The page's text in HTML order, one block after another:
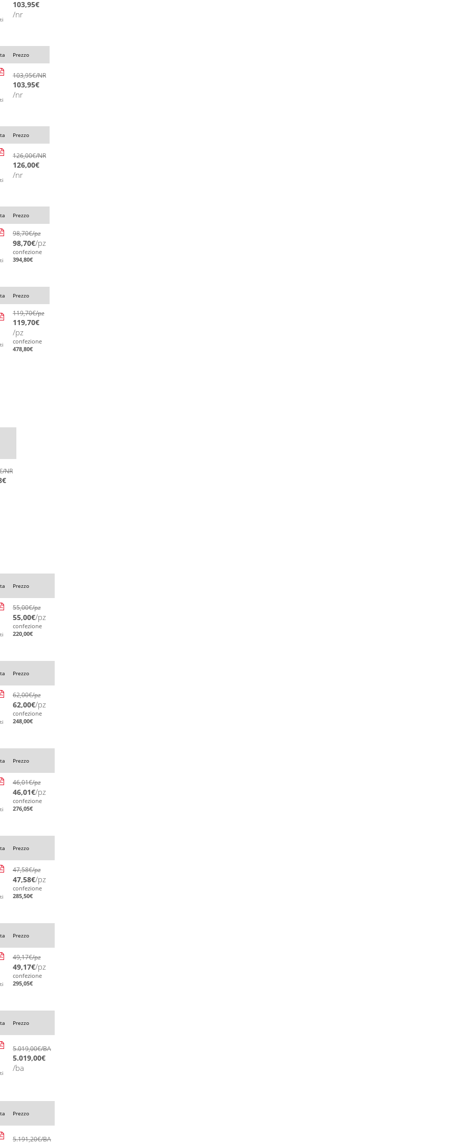
103,95€
/nr
Prezzo
103,95€/NR
103,95€
/nr
Prezzo
126,00€/NR
126,00€
/nr
Prezzo
98,70€/pz
98,70€/pz
confezione
394,80€
Prezzo
119,70€/pz
119,70€
/pz
confezione
478,80€
/NR
€
Prezzo
55,00€/pz
55,00€/pz
confezione
220,00€
Prezzo
62,00€/pz
62,00€/pz
confezione
248,00€
Prezzo
46,01€/pz
46,01€/pz
confezione
276,05€
Prezzo
47,58€/pz
47,58€/pz
confezione
285,50€
Prezzo
49,17€/pz
49,17€/pz
confezione
295,05€
Prezzo
5.019,00€/BA
5.019,00€
/ba
Prezzo
5.191,20€/BA